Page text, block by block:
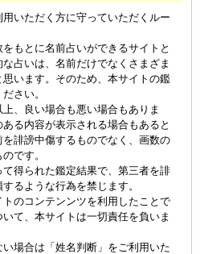
いただく方に守っていただくルー
をもとに名前占いができるサイトと
占いは、名前だけでなくさまざま
います。そのため、本サイトの鑑
さい。
、良い場合も悪い場合もありま
る内容が表示される場合もあると
誹謗中傷するものでなく、画数の
です。
得られた鑑定結果で、第三者を誹
るような行為を禁じます。
のコンテンンツを利用したことで
て、本サイトは一切責任を負いま
場合は「姓名判断」をご利用いた